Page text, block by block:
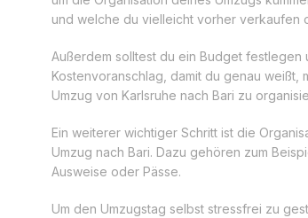
und welche du vielleicht vorher verkaufen
Außerdem solltest du ein Budget
Kostenvoranschlag, damit du genau weißt,
Umzug von Karlsruhe nach Bari zu
Ein weiterer wichtiger Schritt ist die
Umzug nach Bari. Dazu gehören zum
Ausweise oder Pässe.
Um den Umzugstag selbst stressfrei zu